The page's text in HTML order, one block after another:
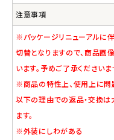
注意事項
※パッケージリニューアルに
切替となりますので、商品
います。予めご了承くださいま
※商品の特性上、使用上に問
以下の理由での返品・交換は
ます。
※外装にしわがある